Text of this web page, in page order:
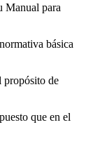
Manual para
básica
propósito de
que en el